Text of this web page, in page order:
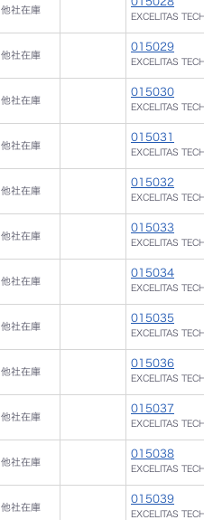
他社在庫
EXCELITAS
他社在庫
015029
EXCELITAS
他社在庫
015030
EXCELITAS
他社在庫
015031
EXCELITAS
他社在庫
015032
EXCELITAS
他社在庫
015033
EXCELITAS
他社在庫
015034
EXCELITAS
他社在庫
015035
EXCELITAS
他社在庫
015036
EXCELITAS
他社在庫
015037
EXCELITAS
他社在庫
015038
EXCELITAS
他社在庫
015039
EXCELITAS